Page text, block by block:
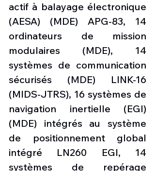
actif à balayage électronique
(AESA) (MDE) APG-83, 14
ordinateurs de mission
modulaires (MDE), 14
systèmes de communication
sécurisés (MDE) LINK-16
(MIDS-JTRS), 16 systèmes de
navigation inertielle (EGI)
(MDE) intégrés au système
de positionnement global
intégré LN260 EGI, 14
systèmes de repérage